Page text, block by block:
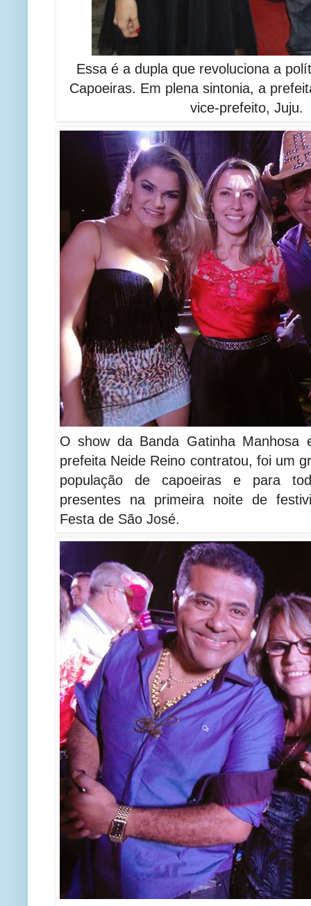
Essa é a dupla que revoluciona a
Capoeiras. Em plena sintonia, a
vice-prefeito, Juju.
O show da Banda Gatinha Manhosa
prefeita Neide Reino contratou, foi um
população de capoeiras e para
presentes na primeira noite de
Festa de São José.